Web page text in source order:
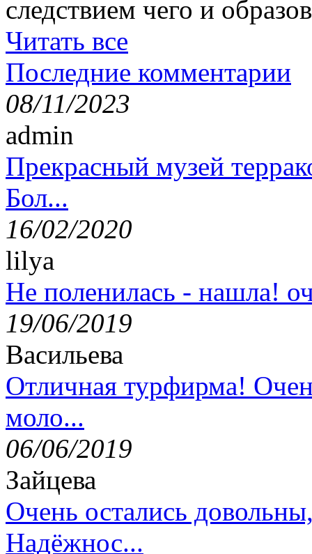
следствием чего и
Читать все
Последние комментарии
08/11/2023
admin
Прекрасный музей
Бол...
16/02/2020
lilya
Не поленилась - нашла!
19/06/2019
Васильева
Отличная турфирма!
моло...
06/06/2019
Зайцева
Очень остались
Надёжнос...